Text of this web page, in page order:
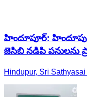
హిందూపూర్‌:
జెసిబి నడిపి పనులను
Hindupur, Sri